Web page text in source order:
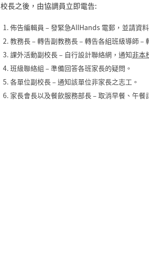
校長之後，由協調員立即電告:
佈告編輯員 – 發緊急AllHands 電郵，並請資
教務長 – 轉告副教務長 – 轉告各組班級導師 –
課外活動副校長 – 自行設計聯絡網，通知非本
班級聯絡組 – 準備回答各班家長的疑問。
各單位副校長 – 通知該單位非家長之志工。
家長會長以及餐飲服務部長 – 取消早餐、午餐